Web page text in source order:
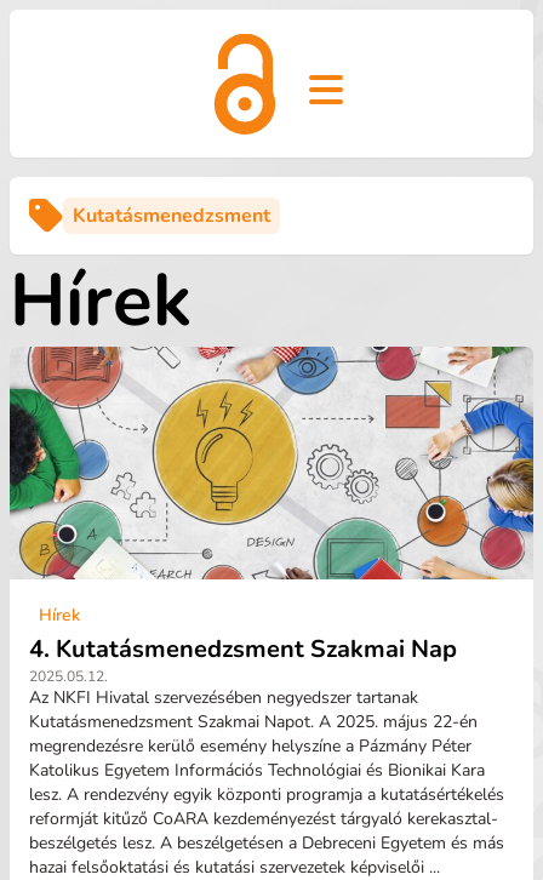
Open main menu
Kutatásmenedzsment
Hírek
Hírek
4. Kutatásmenedzsment Szakmai Nap
2025.05.12.
Az NKFI Hivatal szervezésében negyedszer tartanak
Kutatásmenedzsment Szakmai Napot. A 2025. május 22-én
megrendezésre kerülő esemény helyszíne a Pázmány Péter
Katolikus Egyetem Információs Technológiai és Bionikai Kara
lesz. A rendezvény egyik központi programja a kutatásértékelés
reformját kitűző CoARA kezdeményezést tárgyaló kerekasztal-
beszélgetés lesz. A beszélgetésen a Debreceni Egyetem és más
hazai felsőoktatási és kutatási szervezetek képviselői ...